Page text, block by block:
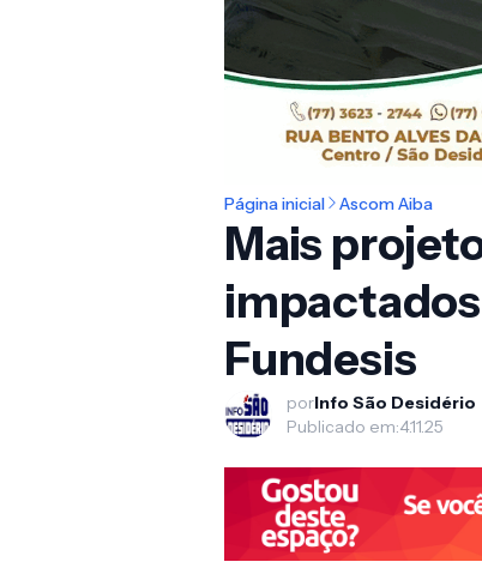
Página inicial Ascom Aiba
Mais
Fundesis
porInfo São Desidério
Publicado em:4.11.25